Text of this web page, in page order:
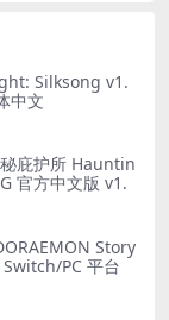
Silksong v1.
中文
秘庇护所 Hauntin
官方中文版 v1.
Story
PC 平台